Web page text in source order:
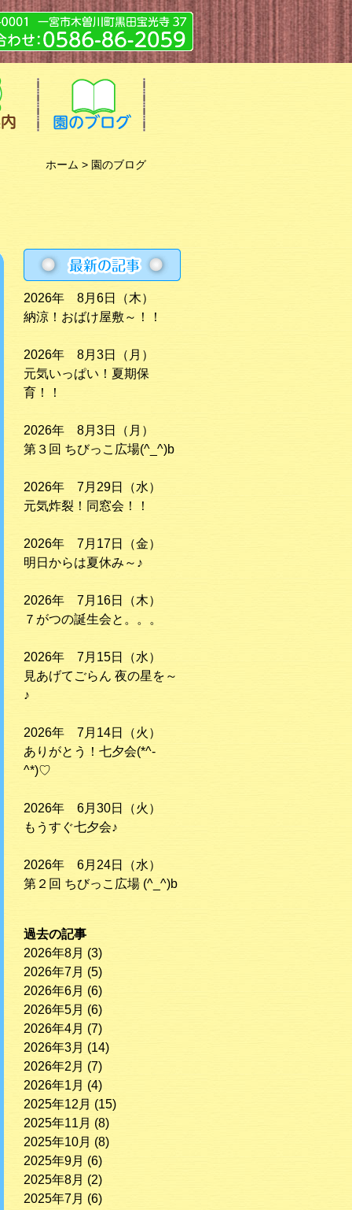
ホーム > 園のブログ
2026年 8月6日（木）
納涼！おばけ屋敷～！！
2026年 8月3日（月）
元気いっぱい！夏期保
育！！
2026年 8月3日（月）
第３回 ちびっこ広場(^_^)b
2026年 7月29日（水）
元気炸裂！同窓会！！
2026年 7月17日（金）
明日からは夏休み～♪
2026年 7月16日（木）
７がつの誕生会と。。。
2026年 7月15日（水）
見あげてごらん 夜の星を～
♪
2026年 7月14日（火）
ありがとう！七夕会(*^-
^*)♡
2026年 6月30日（火）
もうすぐ七夕会♪
2026年 6月24日（水）
第２回 ちびっこ広場 (^_^)b
過去の記事
2026年8月 (3)
2026年7月 (5)
2026年6月 (6)
2026年5月 (6)
2026年4月 (7)
2026年3月 (14)
2026年2月 (7)
2026年1月 (4)
2025年12月 (15)
2025年11月 (8)
2025年10月 (8)
2025年9月 (6)
2025年8月 (2)
2025年7月 (6)